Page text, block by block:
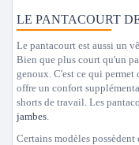
LE PANTACOURT
Le pantacourt est aussi un
Bien que plus court qu'un
genoux. C'est ce qui
offre un confort
shorts de travail. Les
jambes.
Certains modèles